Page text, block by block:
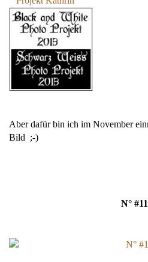
Aber dafür bin ich im November
Bild ;-)
N° #11